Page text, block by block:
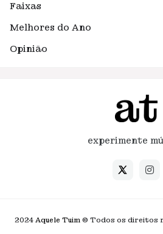
Faixas
Melhores do Ano
Opinião
experimente
2024 Aquele Tuim © Todos os direitos